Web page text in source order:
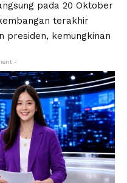
pada 20 Oktober
terakhir
presiden, kemungkinan
-